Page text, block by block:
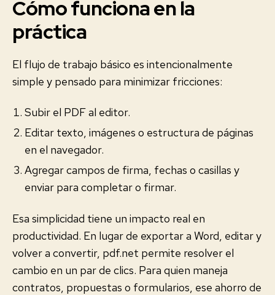
Cómo funciona en la
práctica
El flujo de trabajo básico es intencionalmente
simple y pensado para minimizar fricciones:
Subir el PDF al editor.
Editar texto, imágenes o estructura de páginas
en el navegador.
Agregar campos de firma, fechas o casillas y
enviar para completar o firmar.
Esa simplicidad tiene un impacto real en
productividad. En lugar de exportar a Word, editar y
volver a convertir, pdf.net permite resolver el
cambio en un par de clics. Para quien maneja
contratos, propuestas o formularios, ese ahorro de